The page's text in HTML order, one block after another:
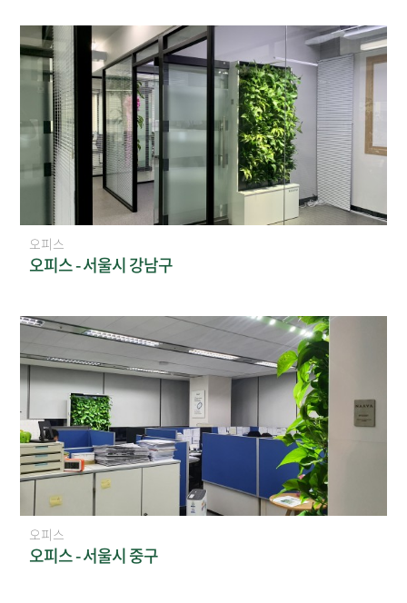
오피스
오피스 - 서울시 강남구
오피스
오피스 - 서울시 중구